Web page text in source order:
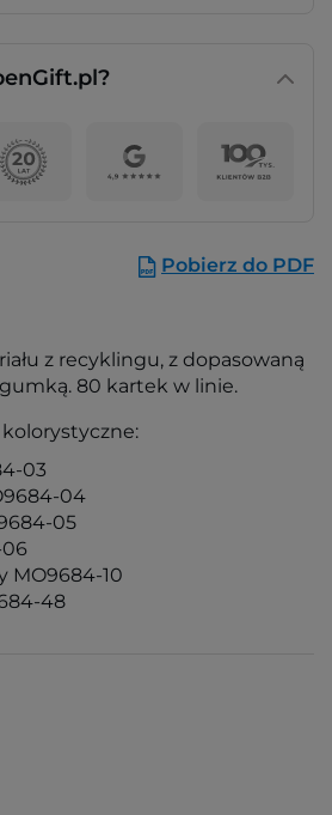
Pobierz do PDF
z recyklingu, z dopasowaną
80 kartek w linie.
03
04
05
06
MO9684-10
48